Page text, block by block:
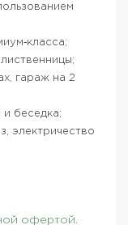
гараж на 2
беседка;
электричество
офертой.